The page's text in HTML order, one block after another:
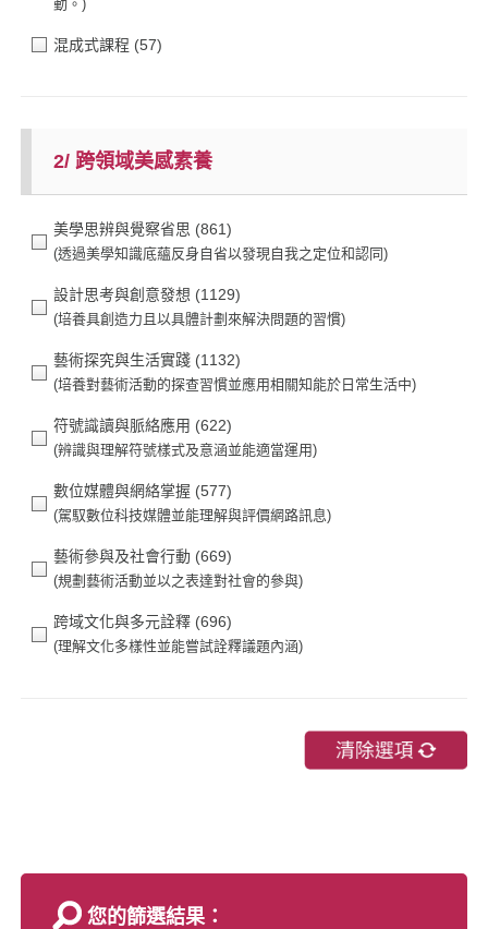
混成式課程 (57)
2/ 跨領域美感素養
美學思辨與覺察省思 (861)
設計思考與創意發想 (1129)
藝術探究與生活實踐 (1132)
符號識讀與脈絡應用 (622)
數位媒體與網絡掌握 (577)
藝術參與及社會行動 (669)
跨域文化與多元詮釋 (696)
您的篩選結果：